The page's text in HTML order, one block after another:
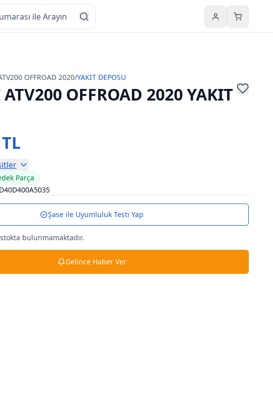
HesabımSepetim
OFFROAD 2020/YAKIT DEPOSU
OFFROAD 2020 YAKIT
Parça
Şase ile Uyumluluk Testi Yap
bulunmamaktadır.
Gelince Haber Ver